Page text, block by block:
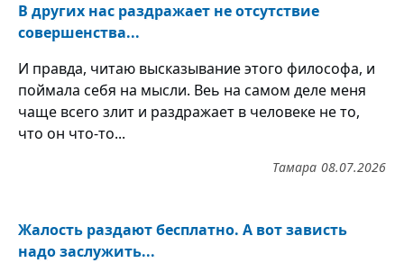
В других нас раздражает не отсутствие
совершенства...
И правда, читаю высказывание этого философа, и
поймала себя на мысли. Веь на самом деле меня
чаще всего злит и раздражает в человеке не то,
что он что-то...
08.07.2026
Тамара
Жалость раздают бесплатно. А вот зависть
надо заслужить...